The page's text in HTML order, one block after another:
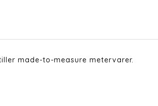
made-to-measure metervarer.